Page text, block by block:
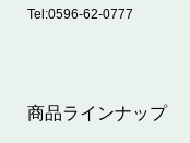
Tel:0596-62-0777
商品ラインナップ